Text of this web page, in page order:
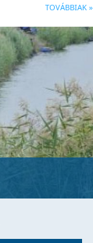
TOVÁBBIAK »